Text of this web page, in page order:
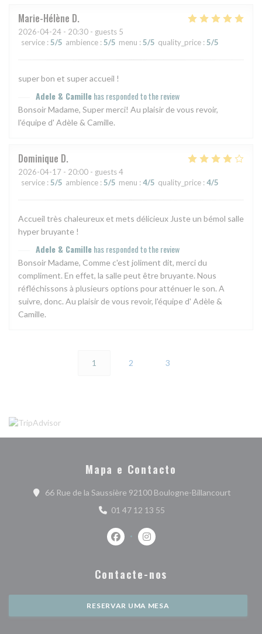
Marie-Hélène D
2026-04-24 - 20:30 - guests 5
service : 5/5 ambience : 5/5 menu : 5/5 quality_price : 5/5
super bon et super accueil !
Adele & Camillehas responded to the review
Bonsoir Madame, Super merci! Au plaisir de vous revoir,
l'équipe d' Adèle & Camille.
Dominique D
2026-04-17 - 20:00 - guests 4
service : 5/5 ambience : 5/5 menu : 4/5 quality_price : 4/5
Accueil très chaleureux et mets délicieux Juste un bémol salle
hyper bruyante !
Adele & Camillehas responded to the review
Bonsoir Madame, Comme c'est joliment dit, merci du
compliment. En effet, la salle peut être bruyante. Nous
réfléchissons à plusieurs options pour atténuer le son. A
suivre, donc. Au plaisir de vous revoir, l'équipe d' Adèle &
Camille.
1 2 3
Mapa e Contacto
66 Rue de la Saussière 92100 Boulogne-Billancourt((abre
01 47 12 13 55
Facebook ((abre numa nova janela))
Instagram ((abre numa nova
Contacte-nos
RESERVAR UMA MESA